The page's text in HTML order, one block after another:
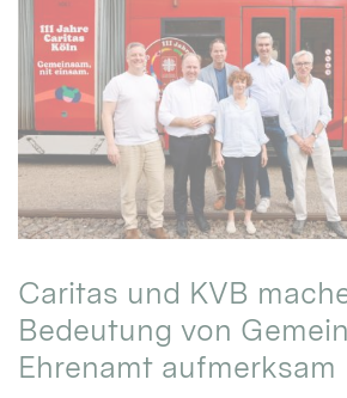
Caritas und KVB
Bedeutung von
Ehrenamt aufmerksam